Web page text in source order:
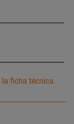
la ficha técnica.